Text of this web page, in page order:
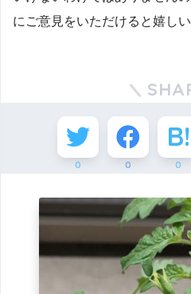
にご意見をいただけると嬉しい
0 0 0